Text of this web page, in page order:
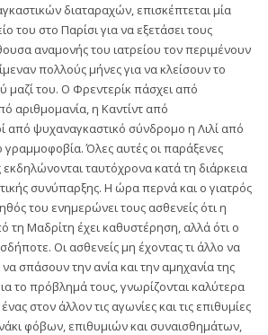
διαταραχών, επισκέπτεται μία
του στο Παρίσι για να εξετάσει τους
αναμονής του ιατρείου τον περιμένουν
πολλούς μήνες για να κλείσουν το
του. Ο Φρεντερίκ πάσχει από
αριθμομανία, η Καντίντ από
από ψυχαναγκαστικό σύνδρομο η Λιλί από
γραμμοφοβία. Όλες αυτές οι παράξενες
εκδηλώνονται ταυτόχρονα κατά τη διάρκεια
συνύπαρξης. Η ώρα περνά και ο γιατρός
του ενημερώνει τους ασθενείς ότι η
τη Μαδρίτη έχει καθυστέρηση, αλλά ότι ο
Οι ασθενείς μη έχοντας τι άλλο να
σπάσουν την ανία και την αμηχανία της
το πρόβλημά τους, γνωρίζονται καλύτερα
στον άλλον τις αγωνίες και τις επιθυμίες
φόβων, επιθυμιών και συναισθημάτων,